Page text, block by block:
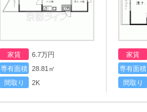
家賃 6.7万円
専有面積 28.81㎡
間取り
2K
家賃
専有面積
間取り